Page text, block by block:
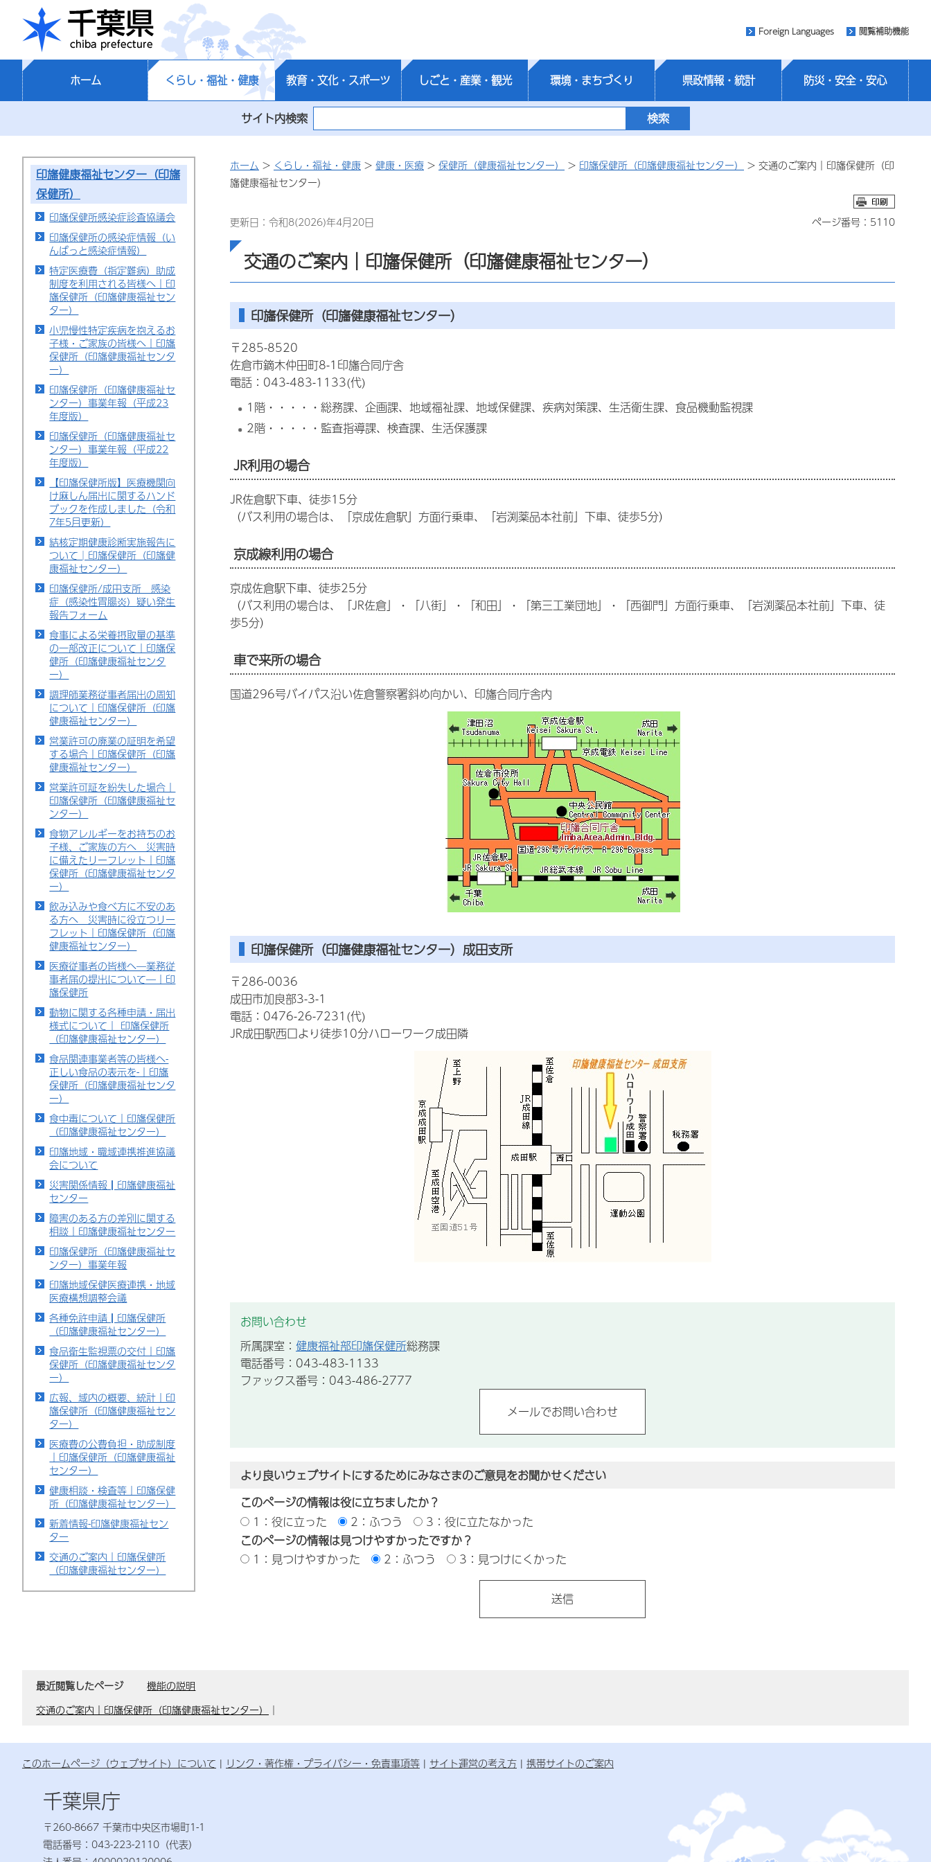
千葉県
Foreign Languages 閲覧補助機能
ホーム くらし・福祉・健康 教育・文化・スポーツ しごと・産業・観光 環境・まちづくり 県政情報・統計 防災・安全・安心
サイト内検索
印旛健康福祉センター（印旛
保健所）
印旛保健所感染症診査協議会
印旛保健所の感染症情報（い
んばっと感染症情報）
特定医療費（指定難病）助成
制度を利用される皆様へ｜印
旛保健所（印旛健康福祉セン
ター）
小児慢性特定疾病を抱えるお
子様・ご家族の皆様へ｜印旛
保健所（印旛健康福祉センタ
ー）
印旛保健所（印旛健康福祉セ
ンター）事業年報（平成23
年度版）
印旛保健所（印旛健康福祉セ
ンター）事業年報（平成22
年度版）
【印旛保健所版】医療機関向
け麻しん届出に関するハンド
ブックを作成しました（令和
7年5月更新）
結核定期健康診断実施報告に
ついて│印旛保健所（印旛健
康福祉センター）
印旛保健所/成田支所 感染
症（感染性胃腸炎）疑い発生
報告フォーム
食事による栄養摂取量の基準
の一部改正について｜印旛保
健所（印旛健康福祉センタ
ー）
調理師業務従事者届出の周知
について｜印旛保健所（印旛
健康福祉センター）
営業許可の廃業の証明を希望
する場合｜印旛保健所（印旛
健康福祉センター）
営業許可証を紛失した場合｜
印旛保健所（印旛健康福祉セ
ンター）
食物アレルギーをお持ちのお
子様、ご家族の方へ 災害時
に備えたリーフレット｜印旛
保健所（印旛健康福祉センタ
ー）
飲み込みや食べ方に不安のあ
る方へ 災害時に役立つリー
フレット｜印旛保健所（印旛
健康福祉センター）
医療従事者の皆様へ―業務従
事者届の提出について―｜印
旛保健所
動物に関する各種申請・届出
様式について｜ 印旛保健所
（印旛健康福祉センター）
食品関連事業者等の皆様へ-
正しい食品の表示を-｜印旛
保健所（印旛健康福祉センタ
ー）
食中毒について｜印旛保健所
（印旛健康福祉センター）
印旛地域・職域連携推進協議
会について
災害関係情報┃印旛健康福祉
センター
障害のある方の差別に関する
相談｜印旛健康福祉センター
印旛保健所（印旛健康福祉セ
ンター）事業年報
印旛地域保健医療連携・地域
医療構想調整会議
各種免許申請┃印旛保健所
（印旛健康福祉センター）
食品衛生監視票の交付｜印旛
保健所（印旛健康福祉センタ
ー）
広報、域内の概要、統計｜印
旛保健所（印旛健康福祉セン
ター）
医療費の公費負担・助成制度
｜印旛保健所（印旛健康福祉
センター）
健康相談・検査等｜印旛保健
所（印旛健康福祉センター）
新着情報-印旛健康福祉セン
ター
交通のご案内｜印旛保健所
（印旛健康福祉センター）
ホーム > くらし・福祉・健康 > 健康・医療 > 保健所（健康福祉センター） > 印旛保健所（印旛健康福祉センター）
> 交通のご案内｜印旛保健所（印
旛健康福祉センター）
更新日：令和8(2026)年4月20日 ページ番号：5110
交通のご案内｜印旛保健所（印旛健康福祉センター）
印旛保健所（印旛健康福祉センター）
〒285-8520
佐倉市鏑木仲田町8-1印旛合同庁舎
電話：043-483-1133(代)
1階・・・・・総務課、企画課、地域福祉課、地域保健課、疾病対策課、生活衛生課、食品機動監視課
2階・・・・・監査指導課、検査課、生活保護課
JR利用の場合
JR佐倉駅下車、徒歩15分
（バス利用の場合は、「京成佐倉駅」方面行乗車、「岩渕薬品本社前」下車、徒歩5分）
京成線利用の場合
京成佐倉駅下車、徒歩25分
（バス利用の場合は、「JR佐倉」・「八街」・「和田」・「第三工業団地」・「西御門」方面行乗車、「岩渕薬品本社前」下車、徒
歩5分）
車で来所の場合
国道296号バイパス沿い佐倉警察署斜め向かい、印旛合同庁舎内
印旛保健所（印旛健康福祉センター）成田支所
〒286-0036
成田市加良部3-3-1
電話：0476-26-7231(代)
JR成田駅西口より徒歩10分ハローワーク成田隣
お問い合わせ
所属課室： 健康福祉部印旛保健所総務課
電話番号：043-483-1133
ファックス番号：043-486-2777
より良いウェブサイトにするためにみなさまのご意見をお聞かせください
このページの情報は役に立ちましたか？
1：役に立った
2：ふつう
3：役に立たなかった
このページの情報は見つけやすかったですか？
1：見つけやすかった
2：ふつう 3：見つけにくかった
最近閲覧したページ
機能の説明
交通のご案内｜印旛保健所（印旛健康福祉センター）
｜
このホームページ（ウェブサイト）について リンク・著作権・プライバシー・免責事項等 サイト運営の考え方 携帯サイトのご案内
千葉県庁
〒260-8667 千葉市中央区市場町1-1
電話番号：043-223-2110（代表）